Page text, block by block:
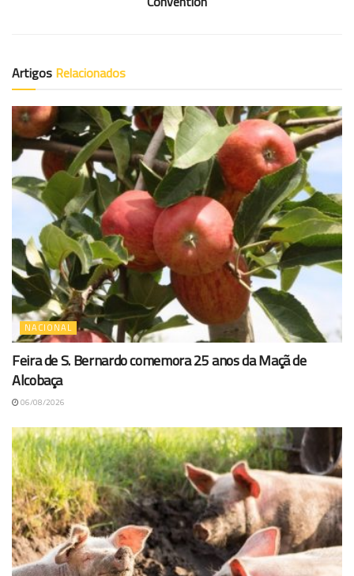
Artigos Relacionados
NACIONAL
Feira de S. Bernardo comemora 25 anos da Maçã de
Alcobaça
06/08/2026